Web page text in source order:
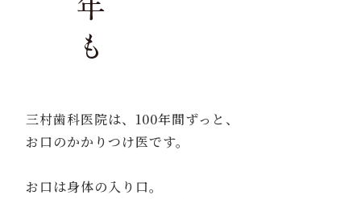
三村歯科医院は、 100年間ずっと、
お口のかかりつけ医です。
お口は身体の入り口。